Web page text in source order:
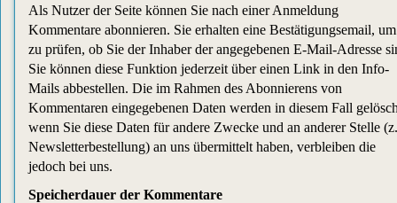
Als Nutzer der Seite können Sie nach einer Anmeldung
Kommentare abonnieren. Sie erhalten eine Bestätigungsemail, um
zu prüfen, ob Sie der Inhaber der angegebenen E-Mail-Adresse
Sie können diese Funktion jederzeit über einen Link in den Info-
Mails abbestellen. Die im Rahmen des Abonnierens von
Kommentaren eingegebenen Daten werden in diesem Fall
wenn Sie diese Daten für andere Zwecke und an anderer Stelle
Newsletterbestellung) an uns übermittelt haben, verbleiben die
jedoch bei uns.
Speicherdauer der Kommentare